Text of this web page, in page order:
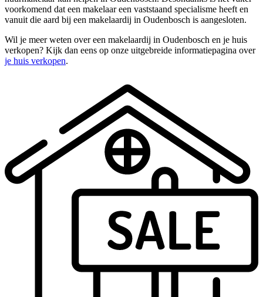
voorkomend dat een makelaar een vaststaand specialisme heeft en
vanuit die aard bij een makelaardij in Oudenbosch is aangesloten.
Wil je meer weten over een makelaardij in Oudenbosch en je huis
verkopen? Kijk dan eens op onze uitgebreide informatiepagina over
je huis verkopen.